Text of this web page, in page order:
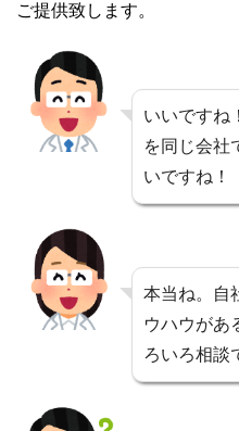
ご提供致します。
いいですね
を同じ会社
いですね！
本当ね。自
ウハウがあ
ろいろ相談